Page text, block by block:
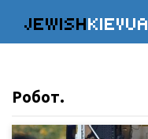
JEWISHKIEVUA
Робот.